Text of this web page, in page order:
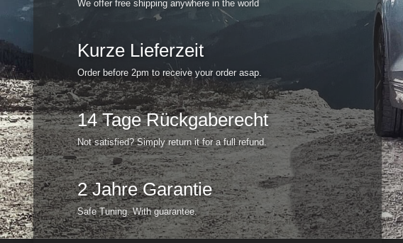
We offer free shipping anywhere in the world
Kurze Lieferzeit
Order before 2pm to receive your order asap.
14 Tage Rückgaberecht
Not satisfied? Simply return it for a full refund.
2 Jahre Garantie
Safe Tuning. With guarantee.